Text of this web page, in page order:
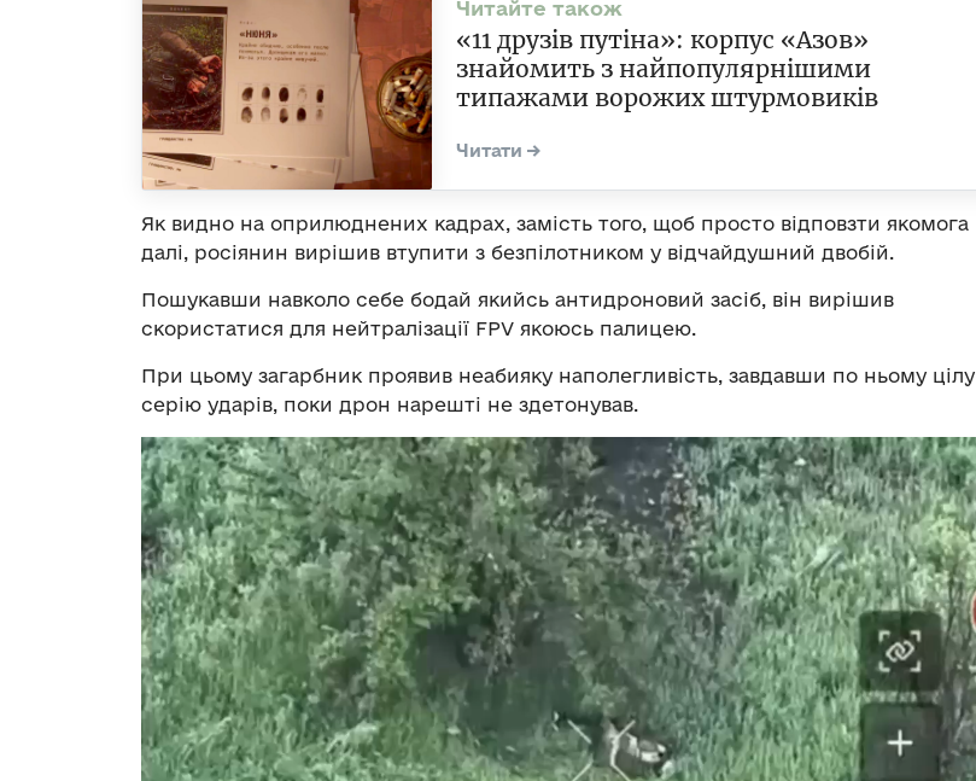
«11 друзів путіна»: корпус «Азов»
знайомить з найпопулярнішими
типажами ворожих штурмовиків
Як видно на оприлюднених кадрах, замість того, щоб просто відповзти якомога
далі, росіянин вирішив втупити з безпілотником у відчайдушний двобій.
Пошукавши навколо себе бодай якийсь антидроновий засіб, він вирішив
скористатися для нейтралізації FPV якоюсь палицею.
При цьому загарбник проявив неабияку наполегливість, завдавши по ньому цілу
серію ударів, поки дрон нарешті не здетонував.